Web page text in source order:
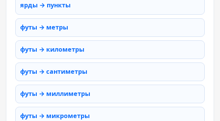
ярды → пункты
футы → метры
футы → километры
футы → сантиметры
футы → миллиметры
футы → микрометры